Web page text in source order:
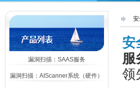
漏洞扫描：SAAS服务
漏洞扫描：AIScanner系统（硬件）
安
服
领